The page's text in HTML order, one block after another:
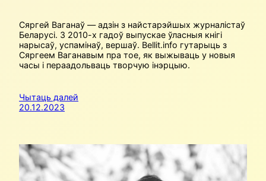
Сяргей Ваганаў — адзін з найстарэйшых журналістаў
Беларусі. З 2010-х гадоў выпускае ўласныя кнігі
нарысаў, успамінаў, вершаў. Bellit.info гутарыць з
Сяргеем Ваганавым пра тое, як выжываць у новыя
часы і пераадольваць творчую інэрцыю.
Чытаць далей
20.12.2023